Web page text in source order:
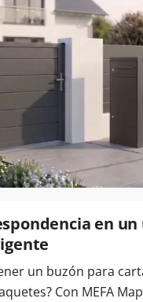
en un
un buzón para
Con MEFA